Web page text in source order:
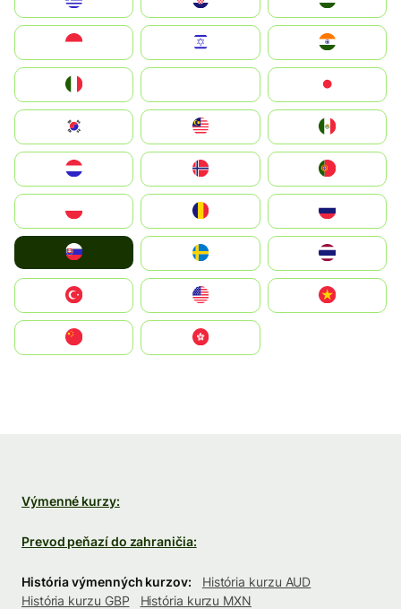
South Korea
United States
中國香港特別行政區
Výmenné kurzy:
Prevod peňazí do zahraničia:
História výmenných kurzov:
História kurzu AUD
História kurzu GBP
História kurzu MXN